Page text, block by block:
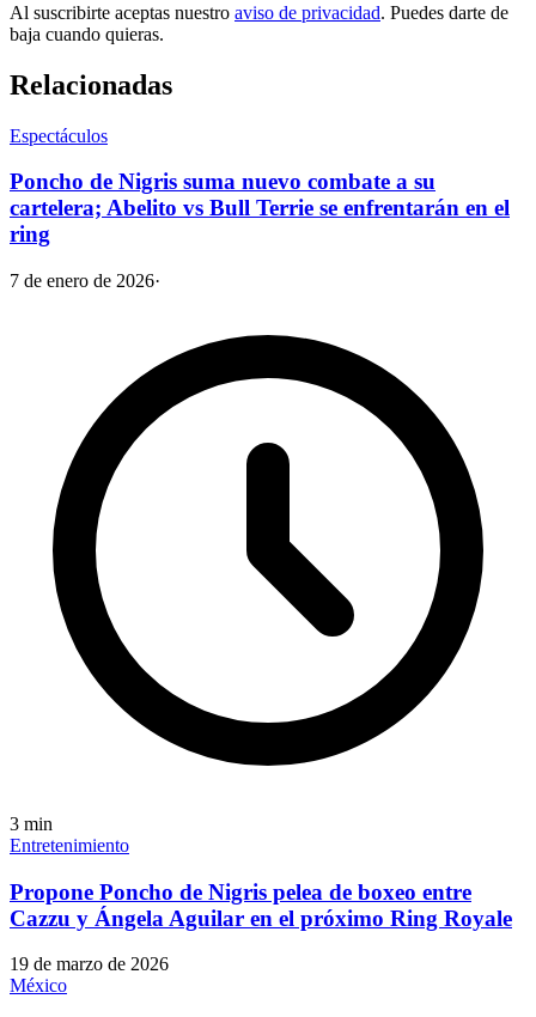
Al suscribirte aceptas nuestro aviso de privacidad. Puedes darte de
baja cuando quieras.
Relacionadas
Espectáculos
Poncho de Nigris suma nuevo combate a su
cartelera; Abelito vs Bull Terrie se enfrentarán en el
ring
7 de enero de 2026·
3 min
Entretenimiento
Propone Poncho de Nigris pelea de boxeo entre
Cazzu y Ángela Aguilar en el próximo Ring Royale
19 de marzo de 2026
México